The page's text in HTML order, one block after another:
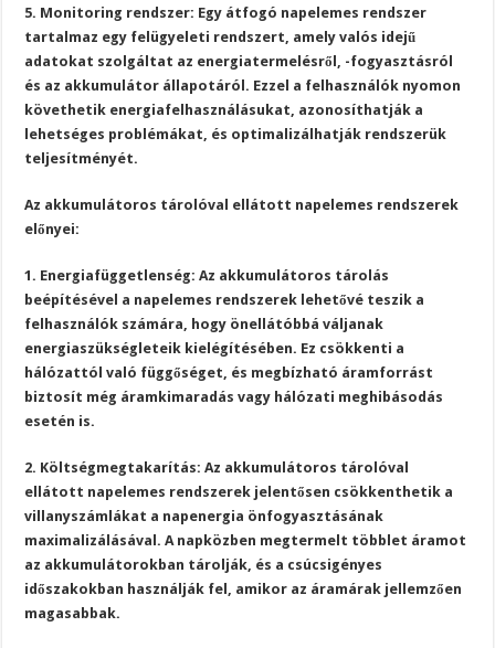
5. Monitoring rendszer: Egy átfogó napelemes rendszer
tartalmaz egy felügyeleti rendszert, amely valós idejű
adatokat szolgáltat az energiatermelésről, -fogyasztásról
és az akkumulátor állapotáról. Ezzel a felhasználók nyomon
követhetik energiafelhasználásukat, azonosíthatják a
lehetséges problémákat, és optimalizálhatják rendszerük
teljesítményét.
Az akkumulátoros tárolóval ellátott napelemes rendszerek
előnyei:
1. Energiafüggetlenség: Az akkumulátoros tárolás
beépítésével a napelemes rendszerek lehetővé teszik a
felhasználók számára, hogy önellátóbbá váljanak
energiaszükségleteik kielégítésében. Ez csökkenti a
hálózattól való függőséget, és megbízható áramforrást
biztosít még áramkimaradás vagy hálózati meghibásodás
esetén is.
2. Költségmegtakarítás: Az akkumulátoros tárolóval
ellátott napelemes rendszerek jelentősen csökkenthetik a
villanyszámlákat a napenergia önfogyasztásának
maximalizálásával. A napközben megtermelt többlet áramot
az akkumulátorokban tárolják, és a csúcsigényes
időszakokban használják fel, amikor az áramárak jellemzően
magasabbak.